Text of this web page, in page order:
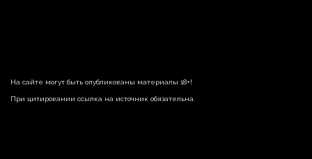
На сайте могут быть опубликованы материалы 18+!
При цитировании ссылка на источник обязательна.